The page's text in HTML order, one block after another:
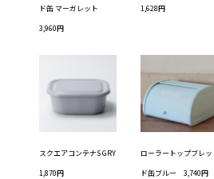
ド缶 マーガレット
3,960円
1,628円
スクエアコンテナS GRY
1,870円
ローラートップブレッ
ド缶ブルー 3,740円